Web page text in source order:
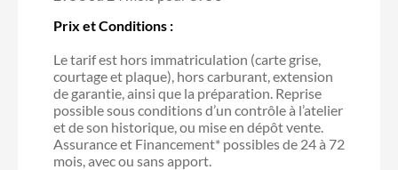
Prix et Conditions :
Le tarif est hors immatriculation (carte grise,
courtage et plaque), hors carburant, extension
de garantie, ainsi que la préparation. Reprise
possible sous conditions d’un contrôle à l’atelier
et de son historique, ou mise en dépôt vente.
Assurance et Financement* possibles de 24 à 72
mois, avec ou sans apport.